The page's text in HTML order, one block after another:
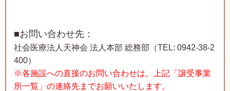
■お問い合わせ先：
社会医療法人天神会 法人本部 総務部（TEL: 0942-38-2
400）
※各施設への直接のお問い合わせは、上記「譲受事業
所一覧」の連絡先までお願いいたします。